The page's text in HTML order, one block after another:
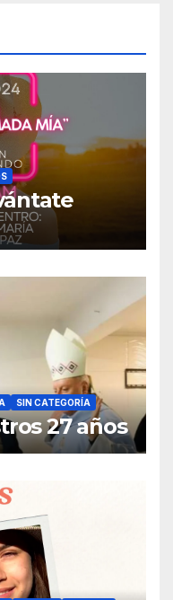
SIN CATEGORÍA
27 años